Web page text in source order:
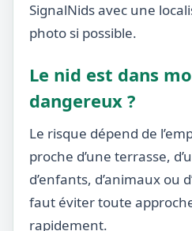
SignalNids avec une
photo si possible.
Le nid est dans
dangereux ?
Le risque dépend de
proche d’une terrasse,
d’enfants, d’animaux ou
faut éviter toute
rapidement.